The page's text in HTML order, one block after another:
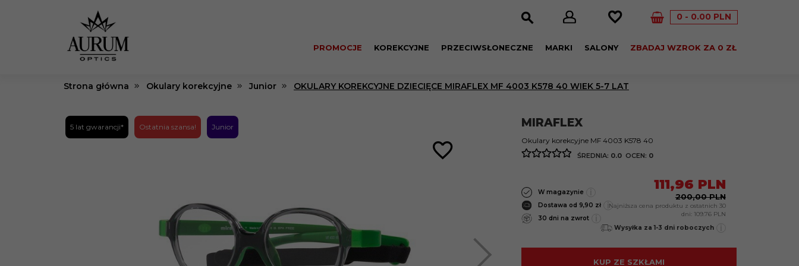
0 0.00 PLN
PROMOCJE KOREKCYJNE PRZECIWSŁONECZNE MARKI SALONY ZBADAJ WZROK ZA 0 ZŁ
Strona główna Okulary korekcyjne Junior OKULARY KOREKCYJNE DZIECIĘCE MIRAFLEX MF 4003 K578 40 WIEK 5-7 LAT
5 lat gwarancji* Ostatnia szansa! Junior MIRAFLEX
Okulary korekcyjne MF 4003 K578 40
ŚREDNIA: 0.0OCEN: 0
W magazynie
Dostawa od 9,90 zł
30 dni na zwrot
111,96 PLN
200,00 PLN
Najniższa cena produktu z ostatnich 30
dni: 109.76 PLN
Wysyłka za 1-3 dni roboczych
KUP ZE SZKŁAMI